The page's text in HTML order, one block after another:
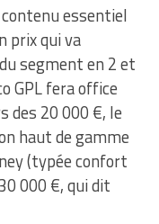
essentiel
prix qui va
segment en 2 et
GPL fera office
des 20 000 €, le
haut de gamme
(typée confort
000 €, qui dit